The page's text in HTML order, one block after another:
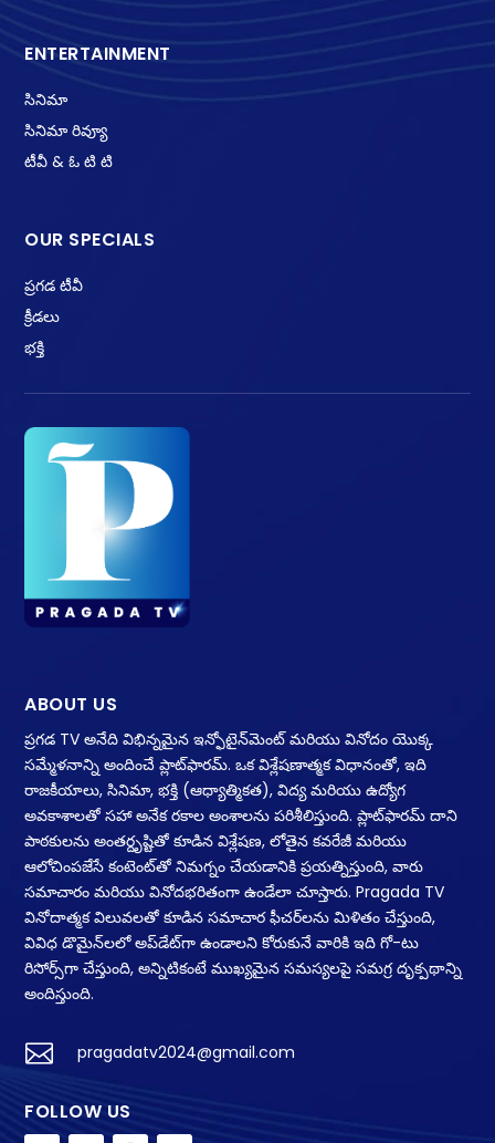
ENTERTAINMENT
సినిమా
సినిమా రివ్యూ
టీవీ & ఓ టి టి
OUR SPECIALS
ప్రగడ టీవీ
క్రీడలు
భక్తి
ABOUT US
ప్రగడ TV అనేది విభిన్నమైన ఇన్ఫోటైన్‌మెంట్ మరియు వినోదం యొక్క
సమ్మేళనాన్ని అందించే ప్లాట్‌ఫారమ్. ఒక విశ్లేషణాత్మక విధానంతో, ఇది
రాజకీయాలు, సినిమా, భక్తి (ఆధ్యాత్మికత), విద్య మరియు ఉద్యోగ
అవకాశాలతో సహా అనేక రకాల అంశాలను పరిశీలిస్తుంది. ప్లాట్‌ఫారమ్ దాని
పాఠకులను అంతర్దృష్టితో కూడిన విశ్లేషణ, లోతైన కవరేజీ మరియు
ఆలోచింపజేసే కంటెంట్‌తో నిమగ్నం చేయడానికి ప్రయత్నిస్తుంది, వారు
సమాచారం మరియు వినోదభరితంగా ఉండేలా చూస్తారు. Pragada TV
వినోదాత్మక విలువలతో కూడిన సమాచార ఫీచర్‌లను మిళితం చేస్తుంది,
వివిధ డొమైన్‌లలో అప్‌డేట్‌గా ఉండాలని కోరుకునే వారికి ఇది గో-టు
రిసోర్స్‌గా చేస్తుంది, అన్నిటికంటే ముఖ్యమైన సమస్యలపై సమగ్ర దృక్పథాన్ని
అందిస్తుంది.
 pragadatv2024@gmail.com
FOLLOW US